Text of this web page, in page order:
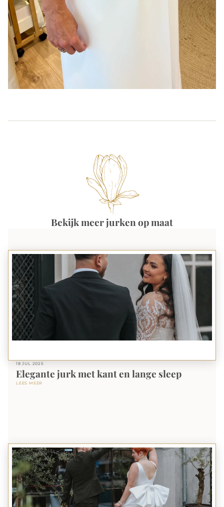
Bekijk meer jurken op maat
18 JUL 2025
Elegante jurk met kant en lange sleep
LEES MEER